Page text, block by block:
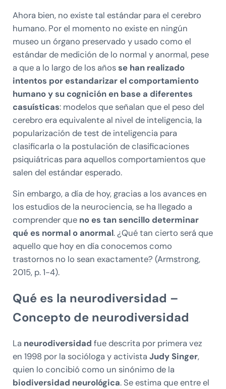
Ahora bien, no existe tal estándar para el cerebro
humano. Por el momento no existe en ningún
museo un órgano preservado y usado como el
estándar de medición de lo normal y anormal, pese
a que a lo largo de los añosse han realizado
intentos por estandarizar el comportamiento
humano y su cognición en base a diferentes
casuísticas: modelos que señalan que el peso del
cerebro era equivalente al nivel de inteligencia, la
popularización de test de inteligencia para
clasificarla o la postulación de clasificaciones
psiquiátricas para aquellos comportamientos que
salen del estándar esperado.
Sin embargo, a día de hoy, gracias a los avances en
los estudios de la neurociencia, se ha llegado a
comprender que no es tan sencillo determinar
qué es normal o anormal. ¿Qué tan cierto será que
aquello que hoy en día conocemos como
trastornos no lo sean exactamente? (Armstrong,
2015, p. 1-4).
Qué es la neurodiversidad –
Concepto de neurodiversidad
La neurodiversidad fue descrita por primera vez
en 1998 por la socióloga y activista Judy Singer,
quien lo concibió como un sinónimo de la
biodiversidad neurológica. Se estima que entre el